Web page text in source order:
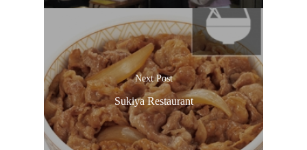
Next Post
Sukiya Restaurant